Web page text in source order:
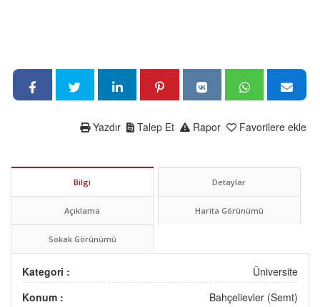
Favorilere ekle
Rapor
Talep Et
Yazdır
Bilgi Detaylar
Açıklama Harita Görünümü
Sokak Görünümü
Kategori :
Üniversite
Konum :
Bahçelievler (Semt)